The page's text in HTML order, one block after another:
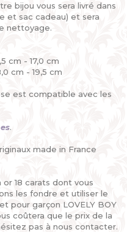
bijou vous sera livré dans
et sac cadeau) et sera
nettoyage.
cm - 17,0 cm
cm - 19,5 cm
est compatible avec les
.
made in France
18 carats dont vous
les fondre et utiliser le
pour garçon LOVELY BOY
coûtera que le prix de la
pas à nous contacter.